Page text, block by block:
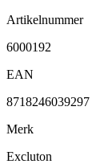
Artikelnummer
6000192
EAN
8718246039297
Merk
Excluton